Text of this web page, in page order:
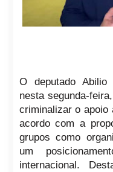
O deputado Abilio
nesta segunda-
criminalizar o apoio
acordo com a
grupos como
um
internacional.